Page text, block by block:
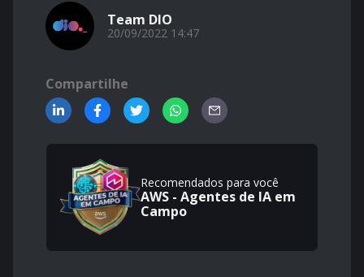
Team DIO
20/09/2022 14:47
Compartilhe
Recomendados para você
AWS - Agentes de IA em
Campo